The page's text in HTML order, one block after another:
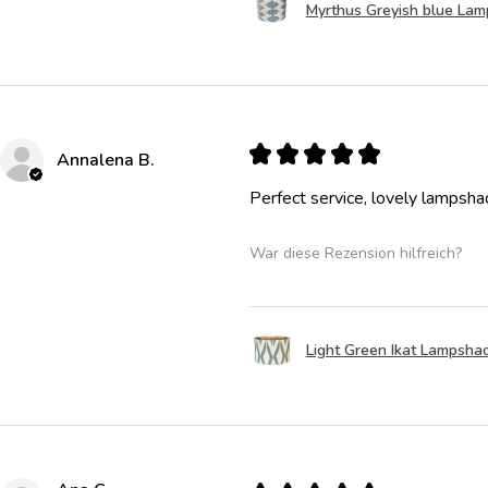
Myrthus Greyish blue
Annalena B. ★ ★ ★ ★ ★
Perfect service, lovely
War diese Rezension hilfreich?
Light Green Ikat